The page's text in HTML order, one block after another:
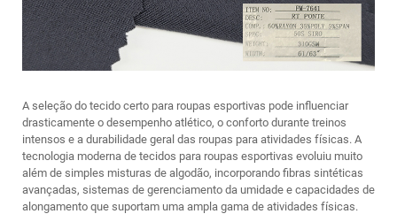
A seleção do tecido certo para roupas esportivas pode influenciar
drasticamente o desempenho atlético, o conforto durante treinos
intensos e a durabilidade geral das roupas para atividades físicas. A
tecnologia moderna de tecidos para roupas esportivas evoluiu muito
além de simples misturas de algodão, incorporando fibras sintéticas
avançadas, sistemas de gerenciamento da umidade e capacidades de
alongamento que suportam uma ampla gama de atividades físicas.